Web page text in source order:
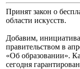
Принят закон о
области искусств.
Добавим,
правительством в
«Об образовании».
сегодня